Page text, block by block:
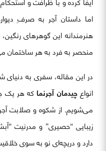
اما داستان آجر به صرفِ
هنرمندانه این گوهرهای
منحصر به فرد به هر ساختمان
در این مقاله، سفری به
انواعچیدمان آجرنماکه هر یک
می‌شویم. از شکوه و صلابت
زیبایی “حصیری” و مدرنیت
دارد و دریچه‌ای نو به سوی